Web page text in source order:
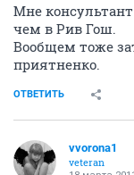
Мне
чем в Рив Гош.
Вообщем тоже
приятненко.
ОТВЕТИТЬ
vvorona1
veteran